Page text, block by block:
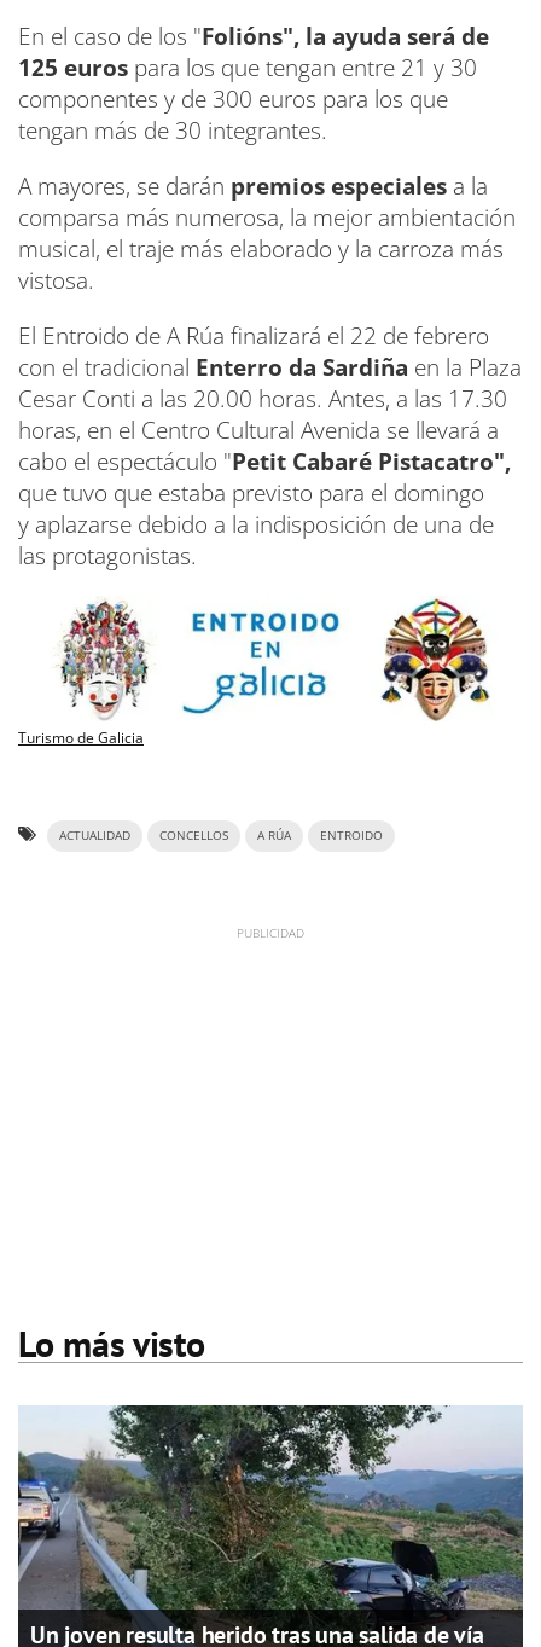
En el caso de los "Folións", la ayuda será de
125 euros para los que tengan entre 21 y 30
componentes y de 300 euros para los que
tengan más de 30 integrantes.
A mayores, se darán premios especiales a la
comparsa más numerosa, la mejor ambientación
musical, el traje más elaborado y la carroza más
vistosa.
El Entroido de A Rúa finalizará el 22 de febrero
con el tradicional Enterro da Sardiña en la Plaza
Cesar Conti a las 20.00 horas. Antes, a las 17.30
horas, en el Centro Cultural Avenida se llevará a
cabo el espectáculo "Petit Cabaré Pistacatro",
que tuvo que estaba previsto para el domingo
y aplazarse debido a la indisposición de una de
las protagonistas.
Turismo de Galicia
ACTUALIDAD CONCELLOS A RÚA ENTROIDO
Lo más visto
Un joven resulta herido tras una salida de vía